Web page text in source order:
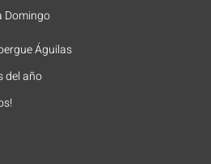
Domingo
Águilas
del año